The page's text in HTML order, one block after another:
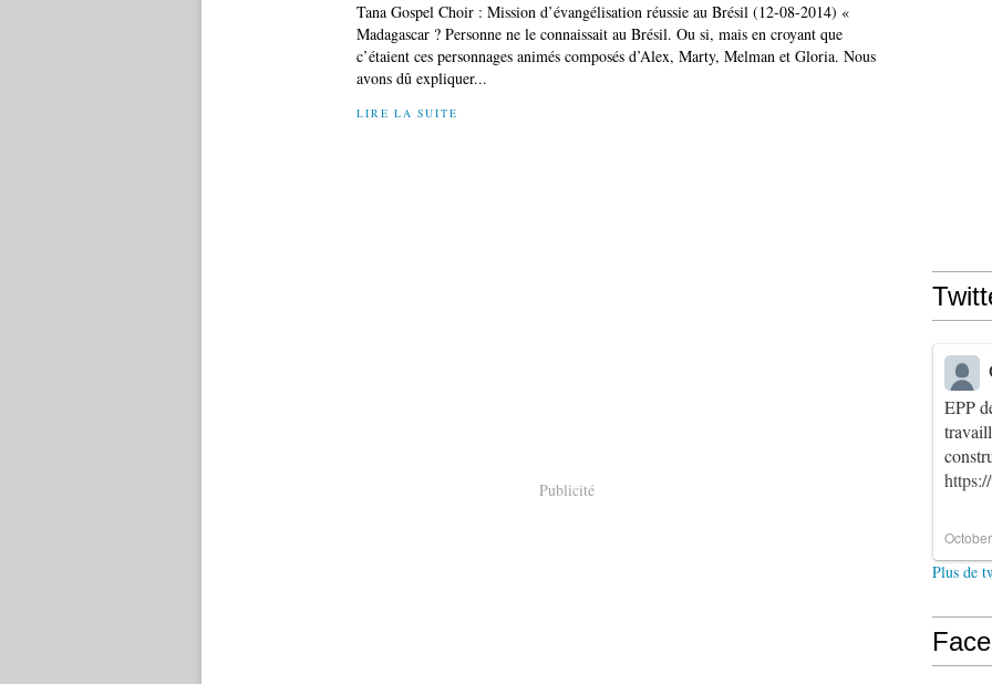
Tana Gospel Choir : Mission d’évangélisation réussie au Brésil (12-08-2014) «
Madagascar ? Personne ne le connaissait au Brésil. Ou si, mais en croyant que
c’étaient ces personnages animés composés d’Alex, Marty, Melman et Gloria. Nous
avons dû expliquer...
LIRE LA SUITE
Publicité
EPP
Plus de